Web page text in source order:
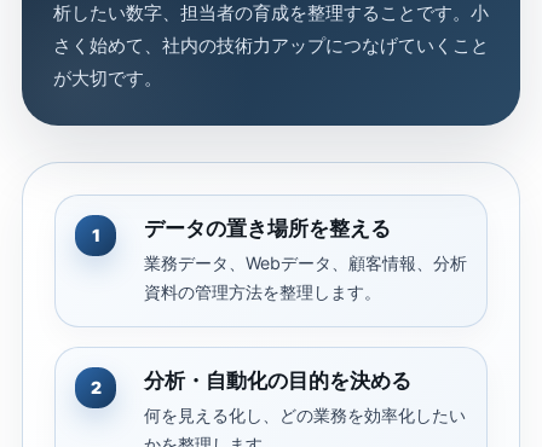
析したい数字、担当者の育成を整理することです。小
さく始めて、社内の技術力アップにつなげていくこと
が大切です。
1 データの置き場所を整える
業務データ、Webデータ、顧客情報、分析
資料の管理方法を整理します。
2 分析・自動化の目的を決める
何を見える化し、どの業務を効率化したい